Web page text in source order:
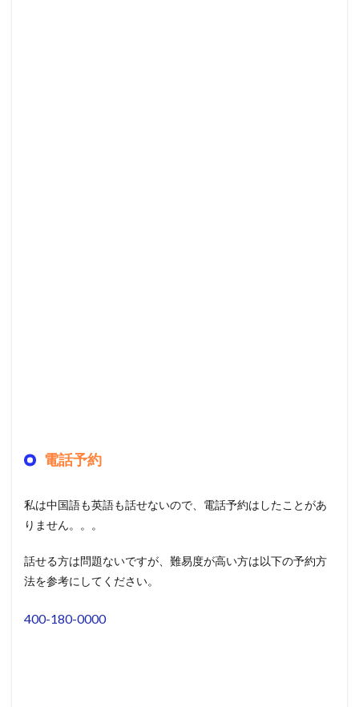
電話予約
私は中国語も英語も話せないので、電話予約はしたことがあ
りません。。。
話せる方は問題ないですが、難易度が高い方は以下の予約方
法を参考にしてください。
400-180-0000